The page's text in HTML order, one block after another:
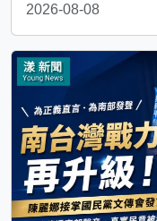
2026-08-08